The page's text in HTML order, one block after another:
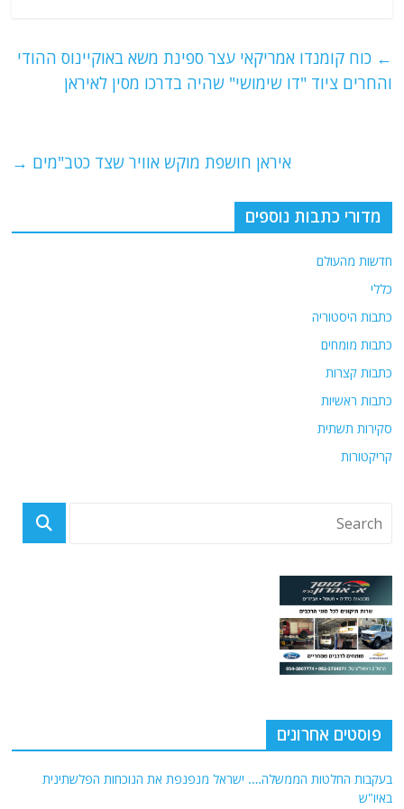
s
A
g
ra
l
er
e
b
k
← כוח קומנדו אמריקאי עצר ספינת משא באוקיינוס ההודי
והחרים ציוד "דו שימושי" שהיה בדרכו מסין לאיראן
איראן חושפת מוקש אוויר שצד כטב"מים →
מדורי כתבות נוספים
חדשות מהעולם
כללי
כתבות היסטוריה
כתבות מומחים
כתבות קצרות
כתבות ראשיות
סקירות תשתית
קריקטורות
פוסטים אחרונים
בעקבות החלטות הממשלה…. ישראל מנפנפת את הנוכחות הפלשתינית
באיו"ש